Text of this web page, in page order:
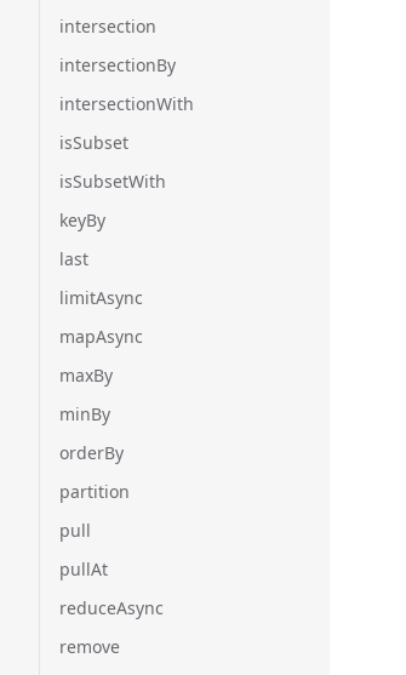
intersection
intersectionBy
intersectionWith
isSubset
isSubsetWith
keyBy
last
limitAsync
mapAsync
maxBy
minBy
orderBy
partition
pull
pullAt
reduceAsync
remove